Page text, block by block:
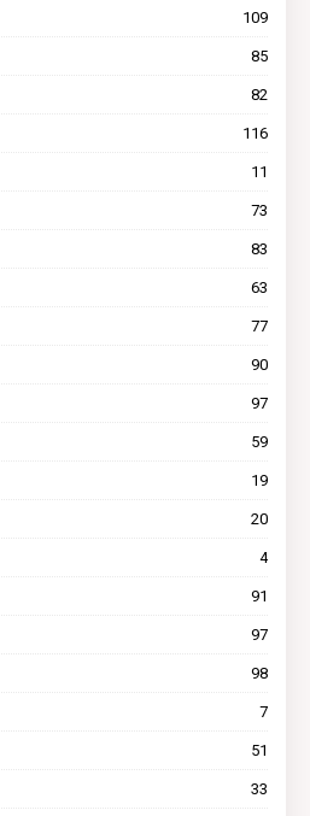
109
85
82
116
11
73
83
63
77
90
97
59
19
20
4
91
97
98
7
51
33